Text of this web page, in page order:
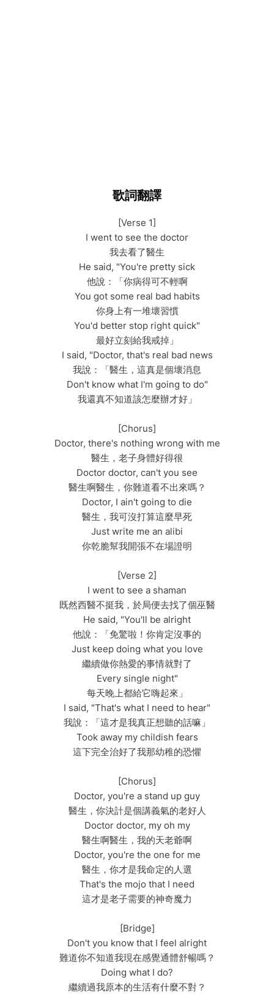
歌詞翻譯
[Verse 1]
I went to see the doctor
我去看了醫生
He said, "You're pretty sick
他說：「你病得可不輕啊
You got some real bad habits
你身上有一堆壞習慣
You'd better stop right quick"
最好立刻給我戒掉」
I said, "Doctor, that's real bad news
我說：「醫生，這真是個壞消息
Don't know what I'm going to do"
我還真不知道該怎麼辦才好」
[Chorus]
Doctor, there's nothing wrong with me
醫生，老子身體好得很
Doctor doctor, can't you see
醫生啊醫生，你難道看不出來嗎？
Doctor, I ain't going to die
醫生，我可沒打算這麼早死
Just write me an alibi
你乾脆幫我開張不在場證明
[Verse 2]
I went to see a shaman
既然西醫不挺我，於局便去找了個巫醫
He said, "You'll be alright
他說：「免驚啦！你肯定沒事的
Just keep doing what you love
繼續做你熱愛的事情就對了
Every single night"
每天晚上都給它嗨起來」
I said, "That's what I need to hear"
我說：「這才是我真正想聽的話嘛」
Took away my childish fears
這下完全治好了我那幼稚的恐懼
[Chorus]
Doctor, you're a stand up guy
醫生，你決計是個講義氣的老好人
Doctor doctor, my oh my
醫生啊醫生，我的天老爺啊
Doctor, you're the one for me
醫生，你才是我命定的人選
That's the mojo that I need
這才是老子需要的神奇魔力
[Bridge]
Don't you know that I feel alright
難道你不知道我現在感覺通體舒暢嗎？
Doing what I do?
繼續過我原本的生活有什麼不對？